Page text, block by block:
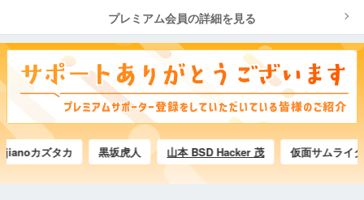
プレミアム会員の詳細を見る
カズタカ 黒坂虎人 山本 BSD Hacker 茂 仮面サムライダー